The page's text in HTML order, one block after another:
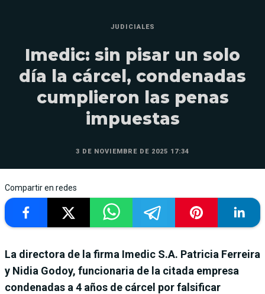
JUDICIALES
Imedic: sin pisar un solo
día la cárcel, condenadas
cumplieron las penas
impuestas
3 DE NOVIEMBRE DE 2025 17:34
Compartir en redes
La directora de la firma Imedic S.A. Patricia Ferreira
y Nidia Godoy, funcionaria de la citada empresa
condenadas a 4 años de cárcel por falsificar